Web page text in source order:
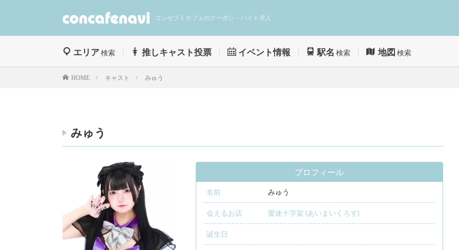
コンセプトカフェのクーポン・バイト求人
エリア検索 推しキャスト投票 イベント情報 駅名 検索 地図 検索
HOME キャスト みゅう
みゅう
プロフィール
名前 みゅう
会えるお店 愛迷十字架 (あいまいくろす)
誕生日